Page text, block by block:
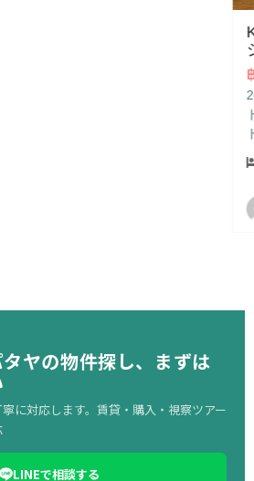
HOTEL & SERVICED
年開業の単身者向けサービスアパートで
病院の隣に位置し、1階にはファミリーマ
ラルシラチャまで徒歩すぐ。日本人管理会
ヤの物件探し、まずは
に対応します。賃貸・購入・視察ツアー
LINEで相談する